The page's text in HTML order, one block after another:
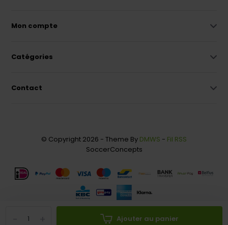
Ajouter au panier
Mon compte
Catégories
Contact
© Copyright 2026 - Theme By DMWS - Fil RSS
SoccerConcepts